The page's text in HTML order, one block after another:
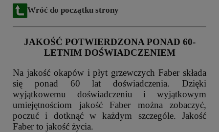
Wróć do początku strony
JAKOŚĆ POTWIERDZONA PONAD 60-
LETNIM DOŚWIADCZENIEM
Na jakość okapów i płyt grzewczych Faber składa
się ponad 60 lat doświadczenia. Dzięki
wyjątkowemu doświadczeniu i wyjątkowym
umiejętnościom jakość Faber można zobaczyć,
poczuć i dotknąć w każdym szczególe. Jakość
Faber to jakość życia.